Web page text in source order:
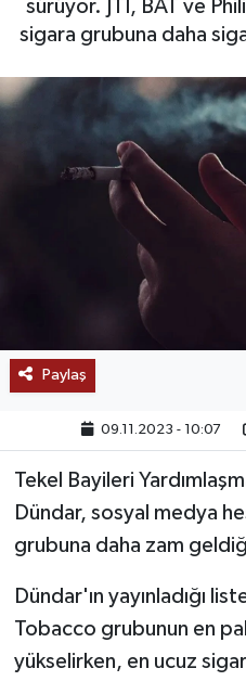
sürüyor. JTİ, BAT ve
sigara grubuna daha
Paylaş
09.11.2023 - 10:07
Tekel Bayileri
Dündar, sosyal medya
grubuna daha zam
Dündar'ın yayınladığı
Tobacco grubunun en
yükselirken, en ucuz
EKONOMİ
GÜNDEM
MAGAZİN
SAĞLIK
KEŞFET
POPÜLER
DÜNYA
TREND
MEDYA
OTOMOTİV
Tüm Manşetler
Son Dakika Haberleri
Haber Arşivi